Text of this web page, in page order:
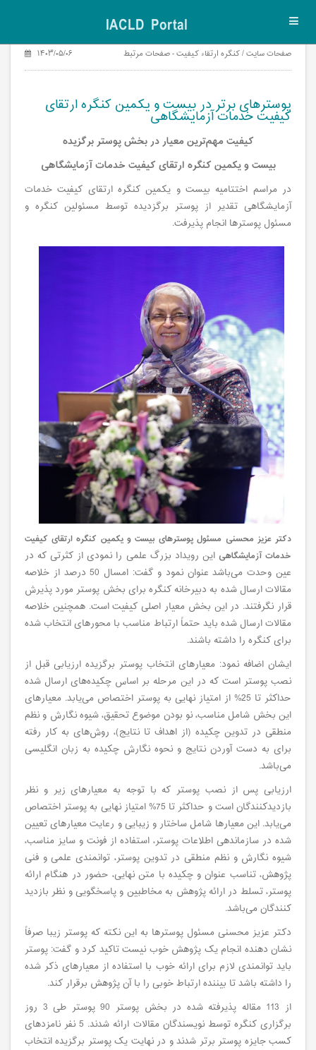
IACLD Portal
صفحات سایت / کنگره ارتقاء کیفیت - صفحات مرتبط ۱۴۰۳/۰۵/۰۶
پوسترهای برتر در بیست و یکمین کنگره ارتقای
کیفیت خدمات آزمایشگاهی
کیفیت مهم‌ترین معیار در بخش پوستر برگزیده
بیست و یکمین کنگره ارتقای کیفیت خدمات آزمایشگاهی
در مراسم اختتامیه بیست و یکمین کنگره ارتقای کیفیت خدمات
آزمایشگاهی تقدیر از پوستر برگزدیده توسط مسئولین کنگره و
مسئول پوسترها انجام پذیرفت.
دکتر عزیز محسنی مسئول پوسترهای بیست و یکمین کنگره ارتقای کیفیت
خدمات آزمایشگاهی این رویداد بزرگ علمی را نمودی از کثرتی که در
عین وحدت می‌باشد عنوان نمود و گفت: امسال 50 درصد از خلاصه
مقالات ارسال شده به دبیرخانه کنگره برای بخش پوستر مورد پذیرش
قرار نگرفتند. در این بخش معیار اصلی کیفیت است. همچنین خلاصه
مقالات ارسال شده باید حتماً ارتباط مناسب با محورهای انتخاب شده
برای کنگره را داشته باشند.
ایشان اضافه نمود: معیارهای انتخاب پوستر برگزیده ارزیابی قبل از
نصب پوستر است که در این مرحله بر اساس چکیده‌های ارسال شده
حداکثر تا 25% از امتیاز نهایی به پوستر اختصاص می‌یابد. معیارهای
این بخش شامل مناسب، نو بودن موضوع تحقیق، شیوه نگارش و نظم
منطقی در تدوین چکیده (از اهداف تا نتایج)، روش‌های به کار رفته
برای به دست آوردن نتایج و نحوه نگارش چکیده به زبان انگلیسی
می‌باشد.
ارزیابی پس از نصب پوستر که با توجه به معیارهای زیر و نظر
بازدیدکنندگان است و حداکثر تا 75% امتیاز نهایی به پوستر اختصاص
می‌یابد. این معیارها شامل ساختار و زیبایی و رعایت معیارهای تعیین
شده در سازماندهی اطلاعات پوستر، استفاده از فونت و سایز مناسب،
شیوه نگارش و نظم منطقی در تدوین پوستر، توانمندی علمی و فنی
پژوهش، تناسب عنوان و چکیده با متن نهایی، حضور در هنگام ارائه
پوستر، تسلط در ارائه پژوهش به مخاطبین و پاسخگویی و نظر بازدید
کنندگان می‌باشد.
دکتر عزیز محسنی مسئول پوسترها به این نکته که پوستر زیبا صرفاً
نشان دهنده انجام یک پژوهش خوب نیست تاکید کرد و گفت: پوستر
باید توانمندی لازم برای ارائه خوب با استفاده از معیارهای ذکر شده
را داشته باشد تا بیننده ارتباط خوبی را با آن پژوهش برقرار کند.
از 113 مقاله پذیرفته شده در بخش پوستر 90 پوستر طی 3 روز
برگزاری کنگره توسط نویسندگان مقالات ارائه شدند. 5 نفر نامزدهای
کسب جایزه پوستر برتر شدند و در نهایت یک پوستر برگزیده انتخاب